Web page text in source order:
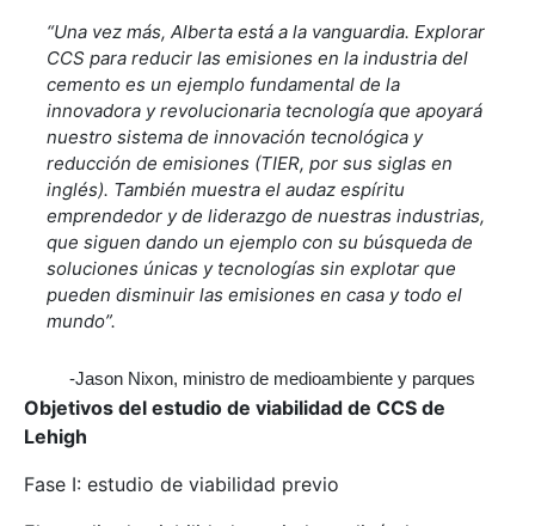
“Una vez más, Alberta está a la vanguardia. Explorar
CCS para reducir las emisiones en la industria del
cemento es un ejemplo fundamental de la
innovadora y revolucionaria tecnología que apoyará
nuestro sistema de innovación tecnológica y
reducción de emisiones (TIER, por sus siglas en
inglés). También muestra el audaz espíritu
emprendedor y de liderazgo de nuestras industrias,
que siguen dando un ejemplo con su búsqueda de
soluciones únicas y tecnologías sin explotar que
pueden disminuir las emisiones en casa y todo el
mundo”.
-Jason Nixon, ministro de medioambiente y parques
Objetivos del estudio de viabilidad de CCS de
Lehigh
Fase I: estudio de viabilidad previo